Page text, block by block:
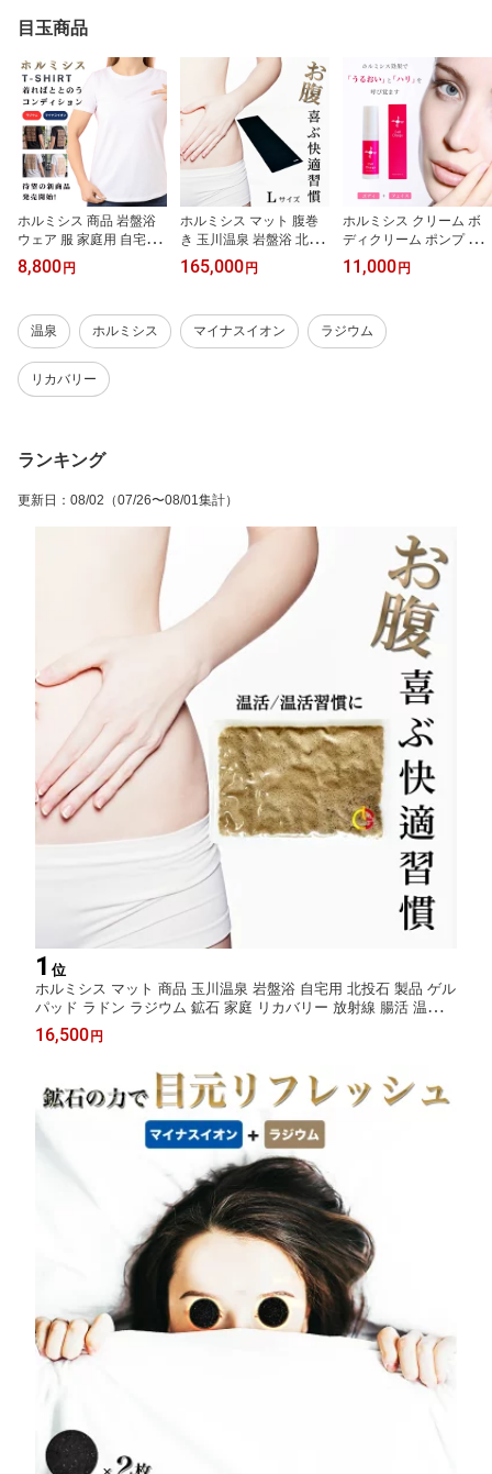
目玉商品
ホルミシス 商品 岩盤浴
ウェア 服 家庭用 自宅用
インナー リカバリーウェ
ア Tシャツ メンズ レディ
白 黒 薄手 綿 玉川温泉 北
投石 製品 ラドン ラジウ
ム 鉱石 腸活 ダイエット
温活グッズ 健康グッズ
男性 女性 バドガシュタ
8,800 円
ホルミシス マット 腹巻
き 玉川温泉 岩盤浴 北投
石 高濃度 ロング 商品 製
品 ラドン ラジウム 鉱石
家庭 腸活 温活グッズ 健
康グッズ バドガシュタイ
ン 鉱石 三朝温泉 岩盤浴
165,000 円
ホルミシス クリーム ボ
ディクリーム ポンプ フ
ェイスクリーム レディー
ス メンズ ボディークリ
ディミルク スキンクリー
ム スキンミルク 玉川温
泉 三朝温泉 商品 製品 ラ
11,000 円
温泉 ホルミシス マイナスイオン ラジウム
リカバリー
ランキング
更新日 ： 08/02 （07/26〜08/01集計）
1 位
ホルミシス マット 商品 玉川温泉 岩盤浴 自宅用 北投石 製品 ゲル
パッド ラドン ラジウム 鉱石 家庭 リカバリー 放射線 腸活 温活グ
ッズ 健康グッズ バドガシュタイン鉱石 三朝温泉 岩盤浴 家庭用
温泉 効果
16,500円